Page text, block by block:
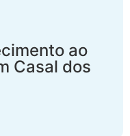
ao
Casal dos